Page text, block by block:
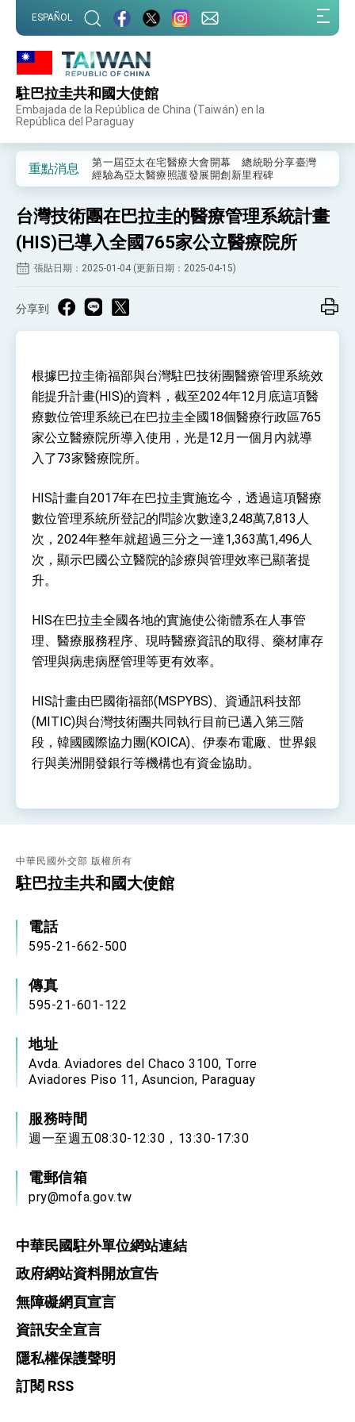
ESPAÑOL
駐巴拉圭共和國大使館
Embajada de la República de China (Taiwán) en la
República del Paraguay
重點消息
外交部重要言論
我國政府將在美國亞利桑納州設立「駐鳳凰城辦
事處」，進一步深化台美交流合作
第一屆亞太在宅醫療大會開幕 總統盼分享臺灣
經驗為亞太醫療照護發展開創新里程碑
及「台灣智慧醫療與健康產業展」預告短片，向
世界展現台灣守護全球健康的創新能量
總統出訪史瓦帝尼返國談話 強調臺灣人有權利
走向世界 盼與理念相近國家共同維護國際秩序
訪問
總統與五院院長新春茶敘 盼化分歧為團結、為
國家邁出合作第一步
升級 籲請立院全力支持並盡速通過
臺美簽署「對等貿易協定」確立對等關稅15%且不
疊加 我輸美2072項產品豁免對等關稅
總統接受「法新社」（AFP）專訪內容
外交部長林佳龍於《外交事務》撰文指出：自由
世界 需要台灣，團結合作方能守護繁榮
「見證蛻變，分享世界的光華」開幕式，期許數
位轉 型迎向下個50年
總統主持「台美經濟繁榮夥伴對話」記者會 說
明臺美合作三大戰略方向 盼與民主夥伴共同引
領 下一個世代的繁榮
外交部長林佳龍接受印尼「時代雜誌」專訪，闡
述印太安全局勢，籲深化台印尼半導體供應鏈合
作
會」訪問團一行，深化跨大西洋戰略夥伴關係
臺美經貿談判獲階段性成果 卓揆期勉爭取時間完
成「臺美對等貿易協定」簽署
卓揆：臺美關稅談判階段性結果有助臺灣取得有
外交部與數位發展部攜手合作，整合台灣雄厚數
位實力，達成固邦榮邦目標
外交部長林佳龍主持第35次「參與亞太經濟合作
策略小組」跨部會會議
民調顯示多數國人滿意政府外交表現，高度支持
年談話
命運
變局中 奮起的新臺灣 總統發表國慶演說
總統發表執政周年談話 盼面對未來挑戰 堅持
台灣技術團在巴拉圭的醫療管理系統計畫
(HIS)已導入全國765家公立醫療院所
張貼日期：2025-01-04 (更新日期：2025-04-15)
分享到
根據巴拉圭衛福部與台灣駐巴技術團醫療管理系統效
能提升計畫(HIS)的資料，截至2024年12月底這項醫
療數位管理系統已在巴拉圭全國18個醫療行政區765
家公立醫療院所導入使用，光是12月一個月內就導
入了73家醫療院所。
HIS計畫自2017年在巴拉圭實施迄今，透過這項醫療
數位管理系統所登記的問診次數達3,248萬7,813人
次，2024年整年就超過三分之一達1,363萬1,496人
次，顯示巴國公立醫院的診療與管理效率已顯著提
升。
HIS在巴拉圭全國各地的實施使公衛體系在人事管
理、醫療服務程序、現時醫療資訊的取得、藥材庫存
管理與病患病歷管理等更有效率。
HIS計畫由巴國衛福部(MSPYBS)、資通訊科技部
(MITIC)與台灣技術團共同執行目前已邁入第三階
段，韓國國際協力團(KOICA)、伊泰布電廠、世界銀
行與美洲開發銀行等機構也有資金協助。
中華民國外交部 版權所有
駐巴拉圭共和國大使館
電話
595-21-662-500
傳真
595-21-601-122
地址
Avda. Aviadores del Chaco 3100, Torre
Aviadores Piso 11, Asuncion, Paraguay
服務時間
週一至週五08:30-12:30，13:30-17:30
電郵信箱
pry@mofa.gov.tw
中華民國駐外單位網站連結
政府網站資料開放宣告
無障礙網頁宣言
資訊安全宣言
隱私權保護聲明
訂閱 RSS